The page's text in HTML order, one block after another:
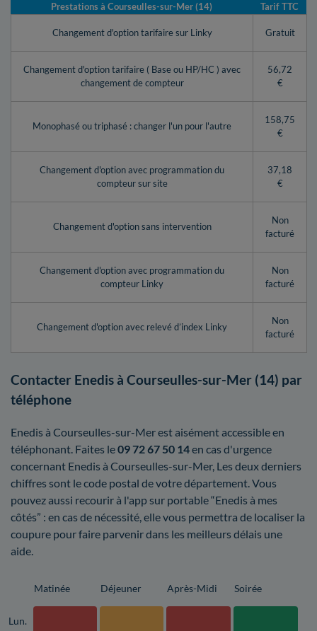
Prestations à Courseulles-sur-Mer (14) Tarif TTC
Changement d'option tarifaire sur Linky Gratuit
Changement d'option tarifaire ( Base ou HP/HC ) avec
changement de compteur
56,72
€
Monophasé ou triphasé : changer l'un pour l'autre
158,75
€
Changement d'option avec programmation du
compteur sur site
37,18
€
Changement d'option sans intervention
Non
facturé
Changement d'option avec programmation du
compteur Linky
Non
facturé
Changement d'option avec relevé d’index Linky
Non
facturé
Contacter Enedis à Courseulles-sur-Mer (14) par
téléphone
Enedis à Courseulles-sur-Mer est aisément accessible en
téléphonant. Faites le09 72 67 50 14en cas d'urgence
concernant Enedis à Courseulles-sur-Mer, Les deux derniers
chiffres sont le code postal de votre département. Vous
pouvez aussi recourir à l'app sur portable “Enedis à mes
côtés” : en cas de nécessité, elle vous permettra de localiser la
coupure pour faire parvenir dans les meilleurs délais une
aide.
Matinée Déjeuner Après-Midi Soirée
Lun.